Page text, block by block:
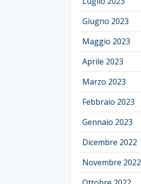
Giugno 2023
Maggio 2023
Aprile 2023
Marzo 2023
Febbraio 2023
Gennaio 2023
Dicembre 2022
Novembre 2022